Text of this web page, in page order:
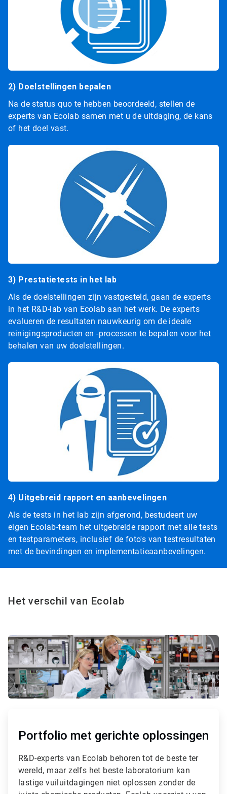
2) Doelstellingen bepalen
Na de status quo te hebben beoordeeld, stellen de
experts van Ecolab samen met u de uitdaging, de kans
of het doel vast.
3) Prestatietests in het lab
Als de doelstellingen zijn vastgesteld, gaan de experts
in het R&D-lab van Ecolab aan het werk. De experts
evalueren de resultaten nauwkeurig om de ideale
reinigingsproducten en -processen te bepalen voor het
behalen van uw doelstellingen.
4) Uitgebreid rapport en aanbevelingen
Als de tests in het lab zijn afgerond, bestudeert uw
eigen Ecolab-team het uitgebreide rapport met alle tests
en testparameters, inclusief de foto's van testresultaten
met de bevindingen en implementatieaanbevelingen.
Het verschil van Ecolab
Portfolio met gerichte oplossingen
R&D-experts van Ecolab behoren tot de beste ter
wereld, maar zelfs het beste laboratorium kan
lastige vuiluitdagingen niet oplossen zonder de